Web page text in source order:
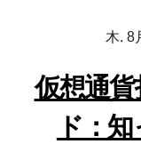
木. 8
仮想通
ド：